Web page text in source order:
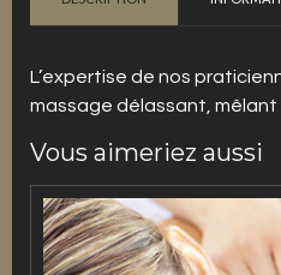
L’expertise de nos
massage délassant,
Vous aimeriez aussi